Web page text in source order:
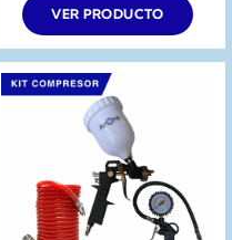
VER PRODUCTO